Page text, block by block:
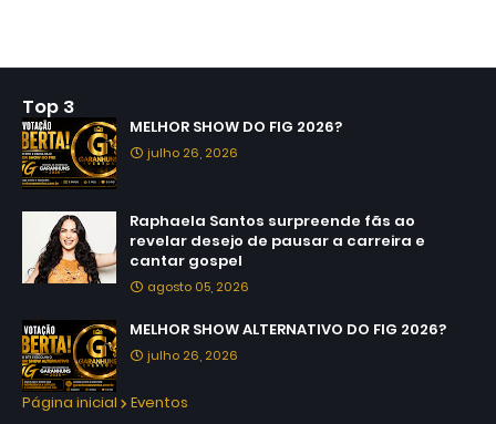
Top 3
MELHOR SHOW DO FIG 2026?
julho 26, 2026
Raphaela Santos surpreende fãs ao
revelar desejo de pausar a carreira e
cantar gospel
agosto 05, 2026
MELHOR SHOW ALTERNATIVO DO FIG 2026?
julho 26, 2026
Página inicial Eventos